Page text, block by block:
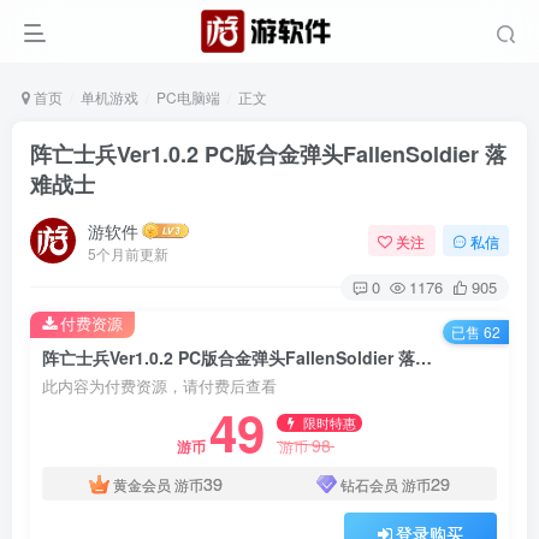
首页 单机游戏 PC电脑端 正文
阵亡士兵Ver1.0.2 PC版合金弹头FallenSoldier 落
难战士
游软件
5个月前更新
关注 私信
0 1176 905
阵亡士兵Ver1.0.2 PC版合金弹头FallenSoldier 落难战士
此内容为付费资源，请付费后查看
游币 49 限时特惠
游币98
黄金会员 游币39 钻石会员 游币29
登录购买
付费资源 已售 62